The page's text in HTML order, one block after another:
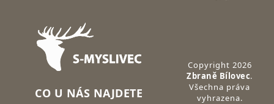
Zápatí
CO U NÁS NAJDETE
Copyright 2026
Zbraně Bílovec.
Všechna práva
vyhrazena.